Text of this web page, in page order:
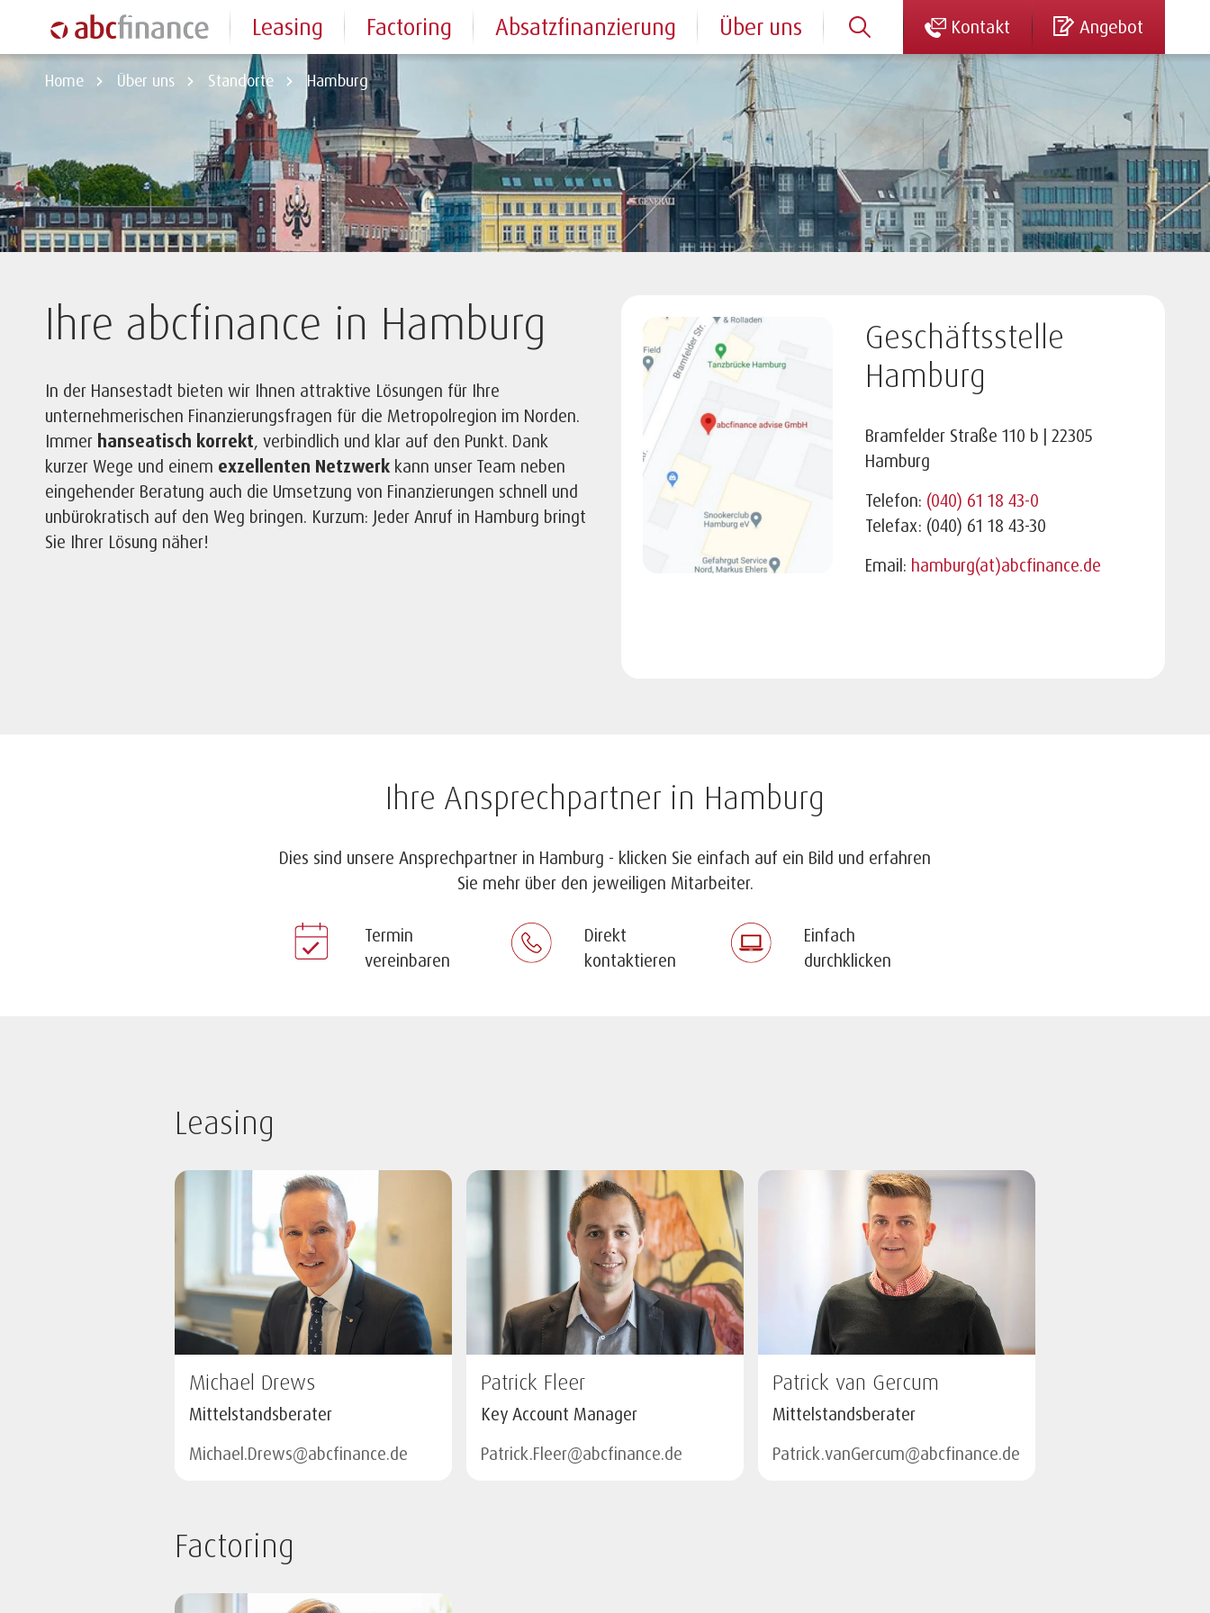
Home Über uns Standorte Hamburg
Ihre abcfinance in Hamburg
In der Hansestadt bieten wir Ihnen attraktive Lösungen für Ihre
unternehmerischen Finanzierungsfragen für die Metropolregion im Norden.
Immer hanseatisch korrekt, verbindlich und klar auf den Punkt. Dank
kurzer Wege und einem exzellenten Netzwerk kann unser Team neben
eingehender Beratung auch die Umsetzung von Finanzierungen schnell und
unbürokratisch auf den Weg bringen. Kurzum: Jeder Anruf in Hamburg bringt
Sie Ihrer Lösung näher!
Geschäftsstelle
Hamburg
Bramfelder Straße 110 b | 22305
Hamburg
Telefon: (040) 61 18 43-0
Telefax: (040) 61 18 43-30
Email: hamburg(at)abcfinance.de
Ihre Ansprechpartner in Hamburg
Dies sind unsere Ansprechpartner in Hamburg - klicken Sie einfach auf ein Bild und erfahren
Sie mehr über den jeweiligen Mitarbeiter.
Termin
vereinbaren
Direkt
kontaktieren
Einfach
durchklicken
Leasing
Michael Drews
Mittelstandsberater
Michael.Drews@abcfinance.de
Patrick Fleer
Key Account Manager
Patrick.Fleer@abcfinance.de
Patrick van Gercum
Mittelstandsberater
Patrick.vanGercum@abcfinance.de
Factoring
Leasing Factoring Absatzfinanzierung Über uns Kontakt Angebot